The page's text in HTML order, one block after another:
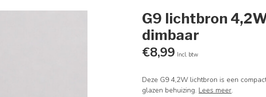
G9 lichtbron
dimbaar
€8,99 Incl. btw
Deze G9 4,2W lichtbron is een
glazen behuizing. Lees meer.